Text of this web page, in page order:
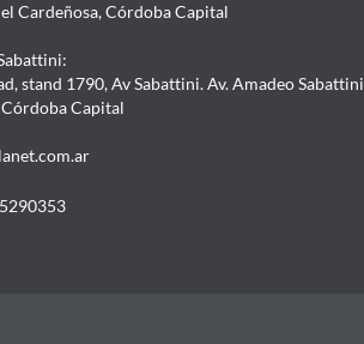
Cardeñosa, Córdoba Capital
stand 1790, Av Sabattini. Av. Amadeo Sabattini
Capital